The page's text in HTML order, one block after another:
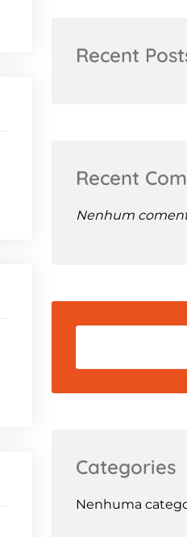
Recent
Recent
Nenhum
Categories
Nenhuma